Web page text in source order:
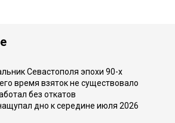
Севастополя эпохи 90-х
время взяток не существовало
без откатов
дно к середине июля 2026